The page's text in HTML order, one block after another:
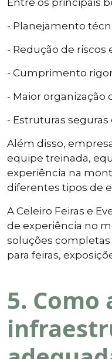
- Planejamento
- Redução de riscos
- Cumprimento
- Maior organização
- Estruturas
Além disso,
equipe treinada,
experiência na
diferentes tipos de
A Celeiro Feiras e
de experiência no
soluções
para feiras,
5. Como